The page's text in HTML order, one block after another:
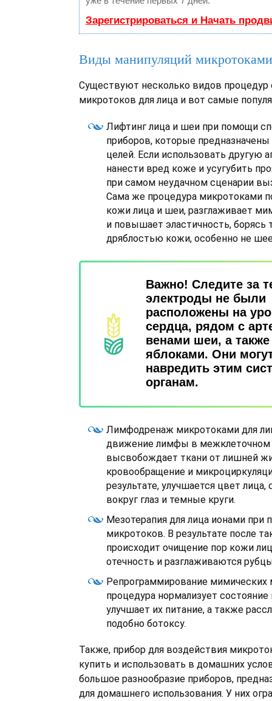
Зарегистрироваться и Начать
Виды манипуляций микротоками
Существуют несколько видов процедур
микротоков для лица и вот самые
Лифтинг лица и шеи при помощи
приборов, которые
целей. Если использовать другую
нанести вред коже и усугубить
при самом неудачном сценарии
Сама же процедура микротоками
кожи лица и шеи, разглаживает
и повышает эластичность,
дряблостью кожи, особенно не
Важно! Следите за
электроды не были
расположены на
сердца, рядом с
венами шеи, а
яблоками. Они
навредить этим
органам.
Лимфодренаж микротоками для
движение лимфы в межклеточном
высвобождает ткани от лишней
кровообращение и
результате, улучшается цвет
вокруг глаз и темные круги.
Мезотерапия для лица ионами при
микротоков. В результате после
происходит очищение пор кожи
отечность и разглаживаются
Репрограммирование
процедура нормализует
улучшает их питание, а также
подобно ботоксу.
Также, прибор для воздействия
купить и использовать в домашних
большое разнообразие приборов,
для домашнего использования. У них